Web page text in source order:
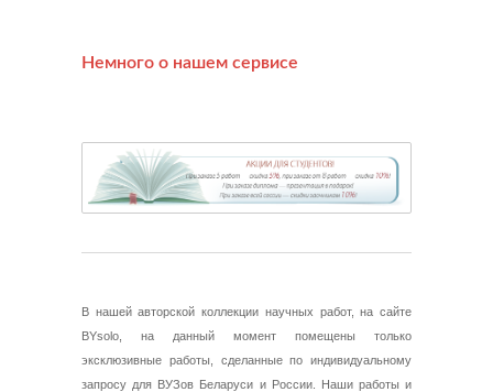
Немного о нашем сервисе
В нашей авторской коллекции научных работ, на сайте
BYsolo, на данный момент помещены только
эксклюзивные работы, сделанные по индивидуальному
запросу для ВУЗов Беларуси и России. Наши работы и